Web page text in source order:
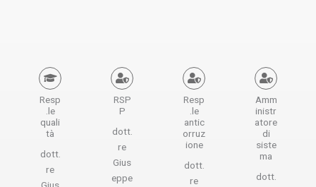
Resp
.le
quali
tà
dott.
re
Gius
RSP
P
dott.
re
Gius
eppe
Resp
.le
antic
orruz
ione
dott.
re
Amm
inistr
atore
di
siste
ma
dott.